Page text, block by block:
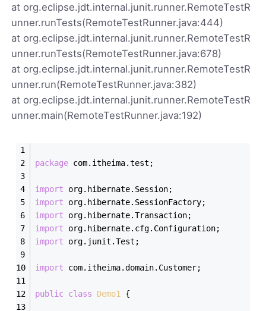
at org.eclipse.jdt.internal.junit.runner.RemoteTestR
unner.runTests(RemoteTestRunner.java:444)
at org.eclipse.jdt.internal.junit.runner.RemoteTestR
unner.runTests(RemoteTestRunner.java:678)
at org.eclipse.jdt.internal.junit.runner.RemoteTestR
unner.run(RemoteTestRunner.java:382)
at org.eclipse.jdt.internal.junit.runner.RemoteTestR
unner.main(RemoteTestRunner.java:192)
package com.itheima.test;
import org.hibernate.Session;
import org.hibernate.SessionFactory;
import org.hibernate.Transaction;
import org.hibernate.cfg.Configuration;
import org.junit.Test;
import com.itheima.domain.Customer;
public class Demo1 {